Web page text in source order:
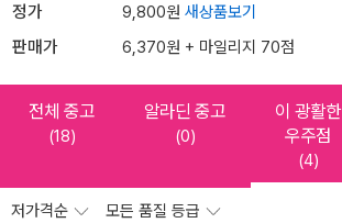
정가 9,800원 새상품보기
판매가 6,370원 + 마일리지 70점
전체 중고
(18)
알라딘 중고
(0)
이 광활한
우주점
(4)
저가격순 모든 품질 등급